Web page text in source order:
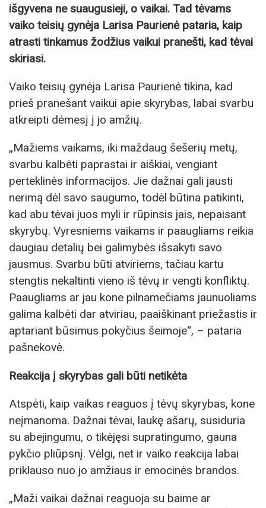
išgyvena ne suaugusieji, o vaikai. Tad tėvams
vaiko teisių gynėja Larisa Paurienė pataria, kaip
atrasti tinkamus žodžius vaikui pranešti, kad tėvai
skiriasi.
Vaiko teisių gynėja Larisa Paurienė tikina, kad
prieš pranešant vaikui apie skyrybas, labai svarbu
atkreipti dėmesį į jo amžių.
„Mažiems vaikams, iki maždaug šešerių metų,
svarbu kalbėti paprastai ir aiškiai, vengiant
perteklinės informacijos. Jie dažnai gali jausti
nerimą dėl savo saugumo, todėl būtina patikinti,
kad abu tėvai juos myli ir rūpinsis jais, nepaisant
skyrybų. Vyresniems vaikams ir paaugliams reikia
daugiau detalių bei galimybės išsakyti savo
jausmus. Svarbu būti atviriems, tačiau kartu
stengtis nekaltinti vieno iš tėvų ir vengti konfliktų.
Paaugliams ar jau kone pilnamečiams jaunuoliams
galima kalbėti dar atviriau, paaiškinant priežastis ir
aptariant būsimus pokyčius šeimoje“, – pataria
pašnekovė.
Reakcija į skyrybas gali būti netikėta
Atspėti, kaip vaikas reaguos į tėvų skyrybas, kone
neįmanoma. Dažnai tėvai, laukę ašarų, susiduria
su abejingumu, o tikėjęsi supratingumo, gauna
pykčio pliūpsnį. Vėlgi, net ir vaiko reakcija labai
priklauso nuo jo amžiaus ir emocinės brandos.
„Maži vaikai dažnai reaguoja su baime ar